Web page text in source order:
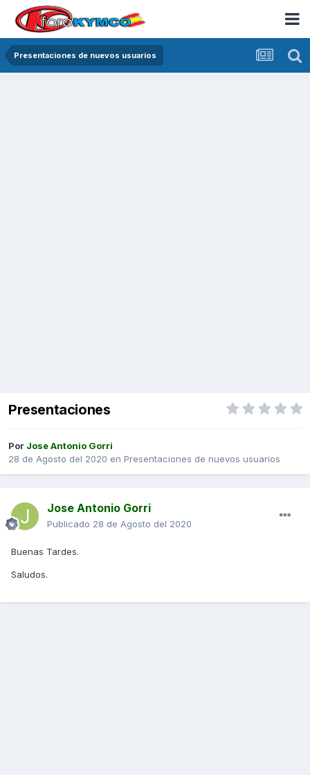
Presentaciones de nuevos usuarios
Presentaciones
Por Jose Antonio Gorri
28 de Agosto del 2020 en Presentaciones de nuevos usuarios
Jose Antonio Gorri
Publicado 28 de Agosto del 2020
Buenas Tardes.
Saludos.